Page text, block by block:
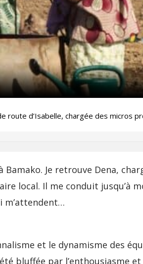
route d’Isabelle, chargée des micros
Je retrouve Dena,
local. Il me conduit jusqu’à
m’attendent…
et le dynamisme des
bluffée par l’enthousiasme et